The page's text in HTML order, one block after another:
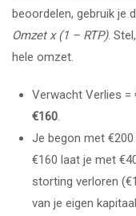
beoordelen, gebruik je
Omzet x (1 – RTP).
hele omzet.
Verwacht Verlies =
€160.
Je begon met
€160 laat je met
storting verloren
van je eigen